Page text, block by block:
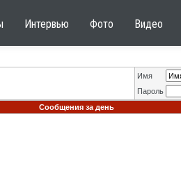
Интервью Фото Видео
Имя
Пароль
Сообщения за день